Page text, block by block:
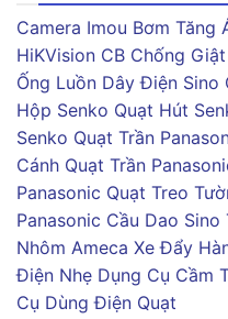
Camera Imou Bơm Tăng
HiKVision CB Chống
Ống Luồn Dây Điện Sino
Hộp Senko Quạt Hút
Senko Quạt Trần
Cánh Quạt Trần
Panasonic Quạt Treo
Panasonic Cầu Dao Sino
Nhôm Ameca Xe Đẩy
Điện Nhẹ Dụng Cụ Cầm
Cụ Dùng Điện Quạt